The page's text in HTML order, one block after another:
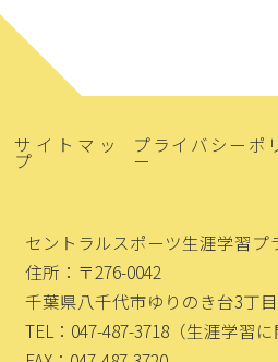
サイトマッ
プ
プライバシーポ
ー
セントラルスポーツ生涯学習プ
住所：〒276-0042
千葉県八千代市ゆりのき台3丁
TEL：047-487-3718 （生涯学習